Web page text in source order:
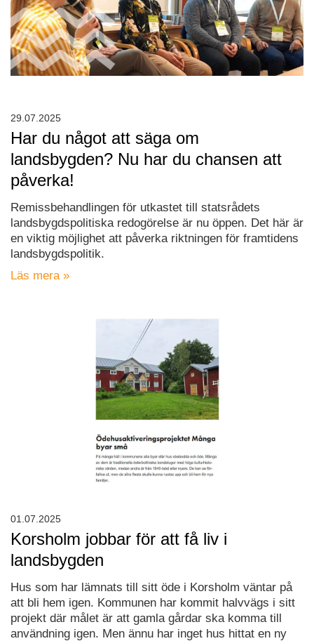
Har du något att säga om
landsbygden? Nu har du chansen att
påverka!
Remissbehandlingen för utkastet till statsrådets
landsbygdspolitiska redogörelse är nu öppen. Det här är
en viktig möjlighet att påverka riktningen för framtidens
landsbygdspolitik.
Läs mera »
29.07.2025
Korsholm jobbar för att få liv i
landsbygden
Hus som har lämnats till sitt öde i Korsholm väntar på
att bli hem igen. Kommunen har kommit halvvägs i sitt
projekt där målet är att gamla gårdar ska komma till
användning igen. Men ännu har inget hus hittat en ny
01.07.2025